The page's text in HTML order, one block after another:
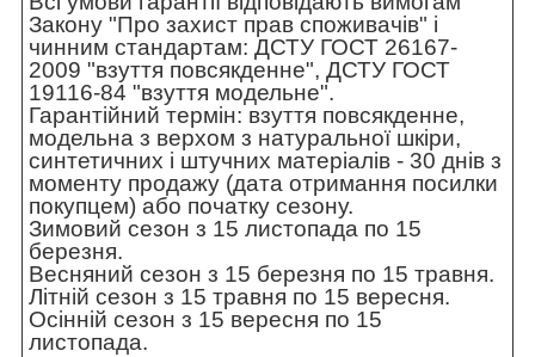
Закону "Про захист прав споживачів" і
чинним стандартам: ДСТУ ГОСТ 26167-
2009 "взуття повсякденне", ДСТУ ГОСТ
19116-84 "взуття модельне".
Гарантійний термін: взуття повсякденне,
модельна з верхом з натуральної шкіри,
синтетичних і штучних матеріалів - 30 днів з
моменту продажу (дата отримання посилки
покупцем) або початку сезону.
Зимовий сезон з 15 листопада по 15
березня.
Весняний сезон з 15 березня по 15 травня.
Літній сезон з 15 травня по 15 вересня.
Осінній сезон з 15 вересня по 15
листопада.